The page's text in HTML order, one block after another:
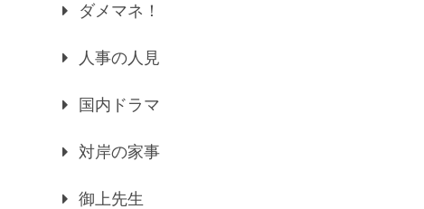
ダメマネ！
人事の人見
国内ドラマ
対岸の家事
御上先生